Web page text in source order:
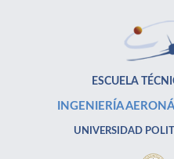
ESCUELA
INGENIERÍA
UNIVERSIDAD